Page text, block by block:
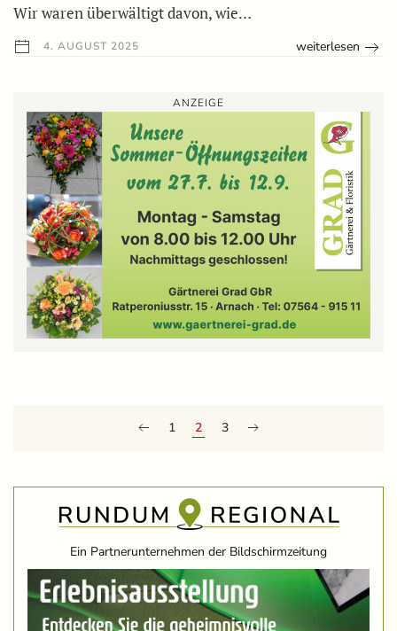
Wir waren überwältigt davon, wie…
4. AUGUST 2025 weiterlesen
ANZEIGE
1 2 3
Ein Partnerunternehmen der Bildschirmzeitung